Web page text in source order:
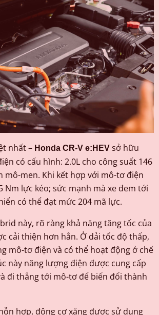
nhất – Honda CR-V e:HEV sở hữu
có cấu hình: 2.0L cho công suất 146
mô-men. Khi kết hợp với mô-tơ điện
Nm lực kéo; sức mạnh mà xe đem tới
có thể đạt mức 204 mã lực.
này, rõ ràng khả năng tăng tốc của
cải thiện hơn hẳn. Ở dải tốc độ thấp,
mô-tơ điện và có thể hoạt động ở chế
này năng lượng điện được cung cấp
đi thẳng tới mô-tơ để biến đổi thành
hợp, động cơ xăng được sử dụng